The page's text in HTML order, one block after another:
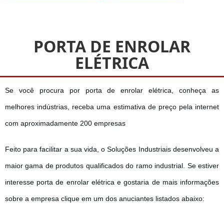
PORTA DE ENROLAR
ELÉTRICA
Se você procura por porta de enrolar elétrica, conheça as
melhores indústrias, receba uma estimativa de preço pela internet
com aproximadamente 200 empresas
Feito para facilitar a sua vida, o Soluções Industriais desenvolveu a
maior gama de produtos qualificados do ramo industrial. Se estiver
interesse porta de enrolar elétrica e gostaria de mais informações
sobre a empresa clique em um dos anuciantes listados abaixo: